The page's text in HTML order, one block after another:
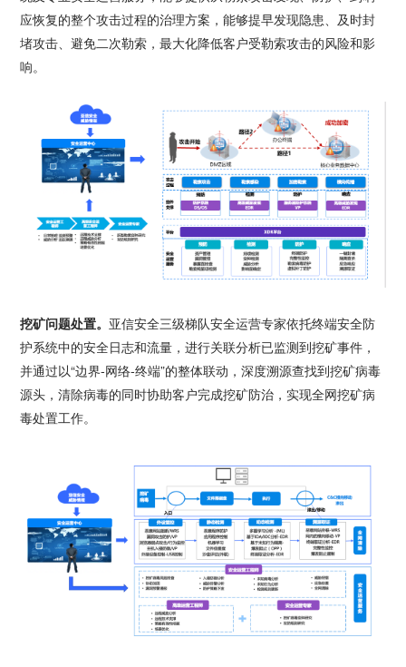
应恢复的整个攻击过程的治理方案，能够提早发现隐患、及时封
堵攻击、避免二次勒索，最大化降低客户受勒索攻击的风险和影
响。
挖矿问题处置。 亚信安全三级梯队安全运营专家依托终端安全防
护系统中的安全日志和流量，进行关联分析已监测到挖矿事件，
并通过以“边界-网络-终端”的整体联动，深度溯源查找到挖矿病毒
源头，清除病毒的同时协助客户完成挖矿防治，实现全网挖矿病
毒处置工作。